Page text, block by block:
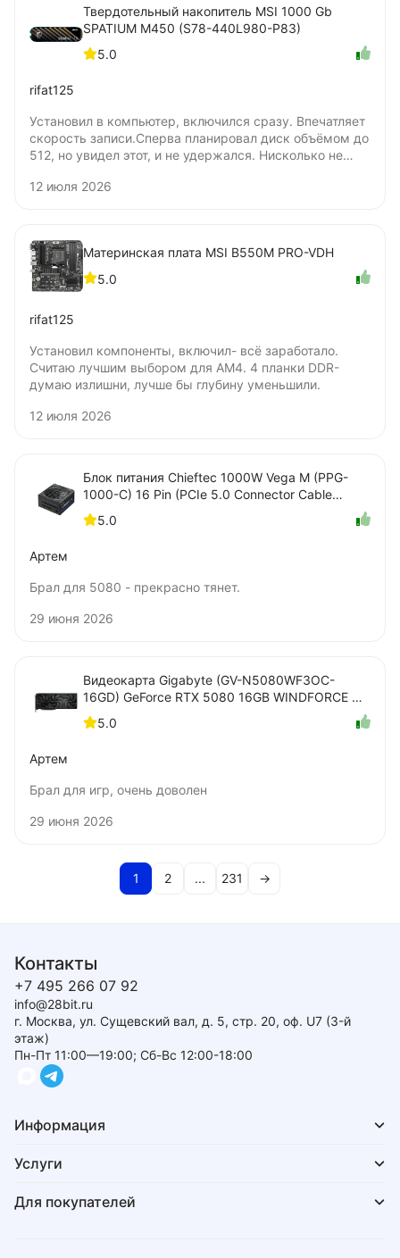
Твердотельный накопитель MSI 1000 Gb
SPATIUM M450 (S78-440L980-P83)
5.0
rifat125
Установил в компьютер, включился сразу. Впечатляет
скорость записи.Сперва планировал диск объёмом до
512, но увидел этот, и не удержался. Нисколько не
только, бумажную наклейку нужно удалять для
12 июля 2026
Материнская плата MSI B550M PRO-VDH
5.0
rifat125
Установил компоненты, включил- всё заработало.
Считаю лучшим выбором для AM4. 4 планки DDR-
думаю излишни, лучше бы глубину уменьшили.
12 июля 2026
Блок питания Chieftec 1000W Vega M (PPG-
1000-C) 16 Pin (PCIe 5.0 Connector Cable
Details)
5.0
Артем
Брал для 5080 - прекрасно тянет.
29 июня 2026
Видеокарта Gigabyte (GV-N5080WF3OC-
16GD) GeForce RTX 5080 16GB WINDFORCE OC
SFF
5.0
Артем
Брал для игр, очень доволен
29 июня 2026
1 2 ... 231 →
Контакты
+7 495 266 07 92
info@28bit.ru
г. Москва, ул. Сущевский вал, д. 5, стр. 20, оф. U7 (3-й
этаж)
Пн-Пт 11:00—19:00; Сб-Вс 12:00-18:00
Информация
Услуги
Для покупателей